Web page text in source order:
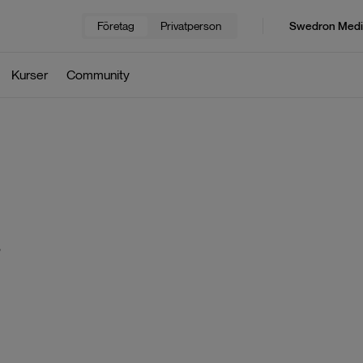
Företag Privatperson Swedron
Kurser Community